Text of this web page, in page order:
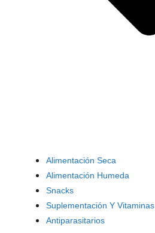
Alimentación Seca
Alimentación Humeda
Snacks
Suplementación Y Vitaminas
Antiparasitarios